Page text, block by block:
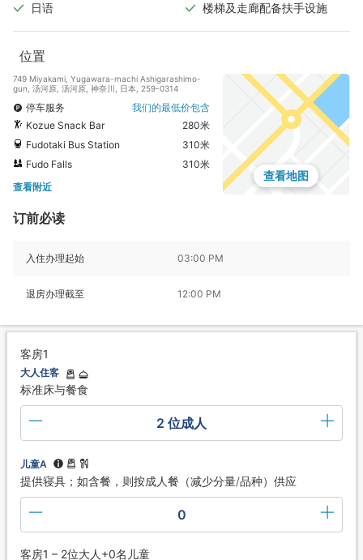
日语
楼梯及走廊配备扶手设施
位置
749 Miyakami, Yugawara-machi Ashigarashimo-
gun, 汤河原, 汤河原, 神奈川, 日本, 259-0314
停车服务
我们的最低价包含
Kozue Snack Bar
280米
Fudotaki Bus Station
310米
Fudo Falls
310米
查看附近
查看地图
订前必读
入住办理起始 03:00 PM
退房办理截至 12:00 PM
客房1
大人住客
标准床与餐食
2 位成人
儿童A
提供寝具；如含餐，则按成人餐（减少分量/品种）供应
0
客房1 – 2位大人+0名儿童